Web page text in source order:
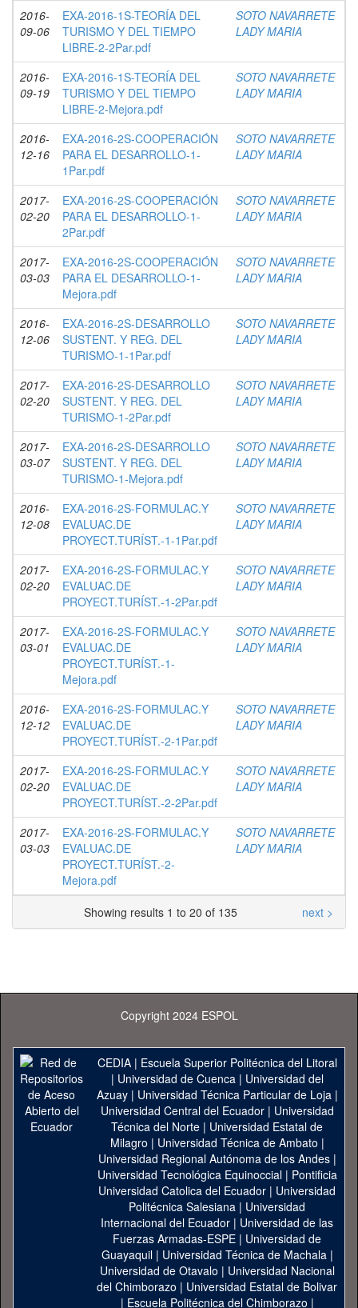
2016-
09-06
EXA-2016-1S-TEORÍA DEL
TURISMO Y DEL TIEMPO
LIBRE-2-2Par.pdf
SOTO NAVARRETE
LADY MARIA
2016-
09-19
EXA-2016-1S-TEORÍA DEL
TURISMO Y DEL TIEMPO
LIBRE-2-Mejora.pdf
SOTO NAVARRETE
LADY MARIA
2016-
12-16
EXA-2016-2S-COOPERACIÓN
PARA EL DESARROLLO-1-
1Par.pdf
SOTO NAVARRETE
LADY MARIA
2017-
02-20
EXA-2016-2S-COOPERACIÓN
PARA EL DESARROLLO-1-
2Par.pdf
SOTO NAVARRETE
LADY MARIA
2017-
03-03
EXA-2016-2S-COOPERACIÓN
PARA EL DESARROLLO-1-
Mejora.pdf
SOTO NAVARRETE
LADY MARIA
2016-
12-06
EXA-2016-2S-DESARROLLO
SUSTENT. Y REG. DEL
TURISMO-1-1Par.pdf
SOTO NAVARRETE
LADY MARIA
2017-
02-20
EXA-2016-2S-DESARROLLO
SUSTENT. Y REG. DEL
TURISMO-1-2Par.pdf
SOTO NAVARRETE
LADY MARIA
2017-
03-07
EXA-2016-2S-DESARROLLO
SUSTENT. Y REG. DEL
TURISMO-1-Mejora.pdf
SOTO NAVARRETE
LADY MARIA
2016-
12-08
EXA-2016-2S-FORMULAC.Y
EVALUAC.DE
PROYECT.TURÍST.-1-1Par.pdf
SOTO NAVARRETE
LADY MARIA
2017-
02-20
EXA-2016-2S-FORMULAC.Y
EVALUAC.DE
PROYECT.TURÍST.-1-2Par.pdf
SOTO NAVARRETE
LADY MARIA
2017-
03-01
EXA-2016-2S-FORMULAC.Y
EVALUAC.DE
PROYECT.TURÍST.-1-
Mejora.pdf
SOTO NAVARRETE
LADY MARIA
2016-
12-12
EXA-2016-2S-FORMULAC.Y
EVALUAC.DE
PROYECT.TURÍST.-2-1Par.pdf
SOTO NAVARRETE
LADY MARIA
2017-
02-20
EXA-2016-2S-FORMULAC.Y
EVALUAC.DE
PROYECT.TURÍST.-2-2Par.pdf
SOTO NAVARRETE
LADY MARIA
2017-
03-03
EXA-2016-2S-FORMULAC.Y
EVALUAC.DE
PROYECT.TURÍST.-2-
Mejora.pdf
SOTO NAVARRETE
LADY MARIA
Showing results 1 to 20 of 135 next >
Copyright 2024 ESPOL
CEDIA| Escuela Superior Politécnica del Litoral
| Universidad de Cuenca| Universidad del
Azuay| Universidad Técnica Particular de Loja|
Universidad Central del Ecuador| Universidad
Técnica del Norte | Universidad Estatal de
Milagro | Universidad Técnica de Ambato |
Universidad Regional Autónoma de los Andes|
Universidad Tecnológica Equinoccial| Pontificia
Universidad Catolica del Ecuador | Universidad
Politécnica Salesiana | Universidad
Internacional del Ecuador | Universidad de las
Fuerzas Armadas-ESPE | Universidad de
Guayaquil| Universidad Técnica de Machala|
Universidad de Otavalo | Universidad Nacional
del Chimborazo | Universidad Estatal de Bolivar
| Escuela Politécnica del Chimborazo |